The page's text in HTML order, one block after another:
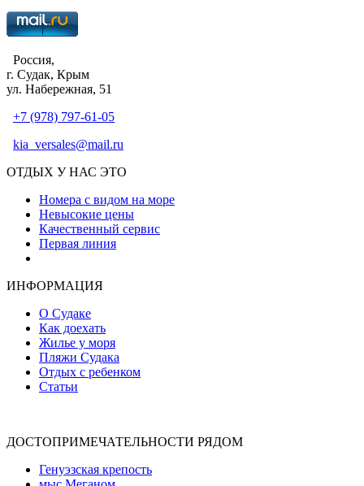
Россия,
г. Судак, Крым
ул. Набережная, 51
+7 (978) 797-61-05
kia_versales@mail.ru
ОТДЫХ У НАС ЭТО
Номера с видом на море
Невысокие цены
Качественный сервис
Первая линия
ИНФОРМАЦИЯ
О Судаке
Как доехать
Жилье у моря
Пляжи Судака
Отдых с ребенком
Статьи
ДОСТОПРИМЕЧАТЕЛЬНОСТИ РЯДОМ
Генуэзская крепость